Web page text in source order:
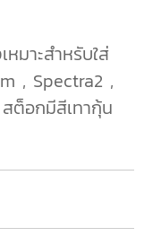
มาะสำหรับใส่
, Spectra2 ,
ต็อกมีสีเทากุ้น